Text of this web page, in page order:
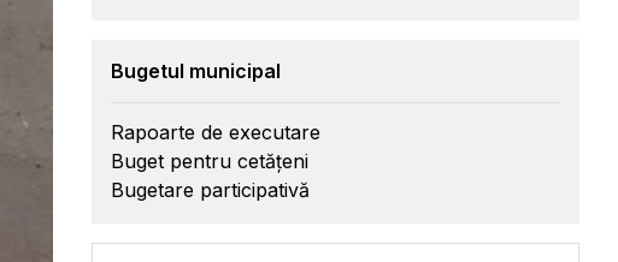
Bugetul municipal
Rapoarte de executare
Buget pentru cetățeni
Bugetare participativă